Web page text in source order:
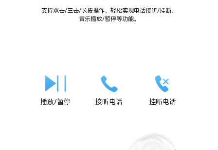
支持双击/三击/长按操作，轻松实现电话接听/挂断、
音乐播放/暂停等功能。
播放/暂停 接听电话 挂断电话